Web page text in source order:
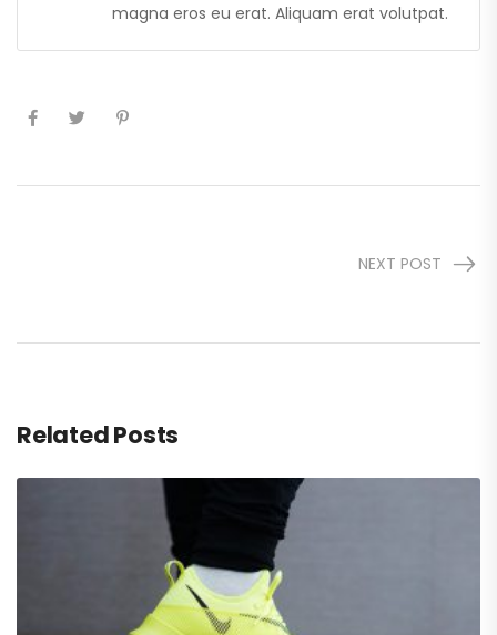
magna eros eu erat. Aliquam erat volutpat.
NEXT POST
Related Posts